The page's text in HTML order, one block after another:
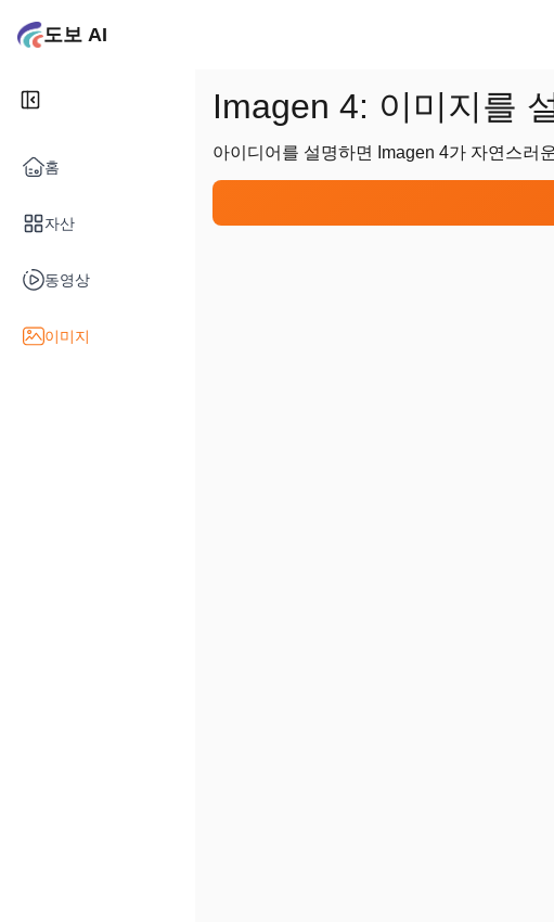
도보 AI
홈
자산
동영상
이미지
Imagen 4: 이미지를
아이디어를 설명하면 Imagen 4가 자연스러